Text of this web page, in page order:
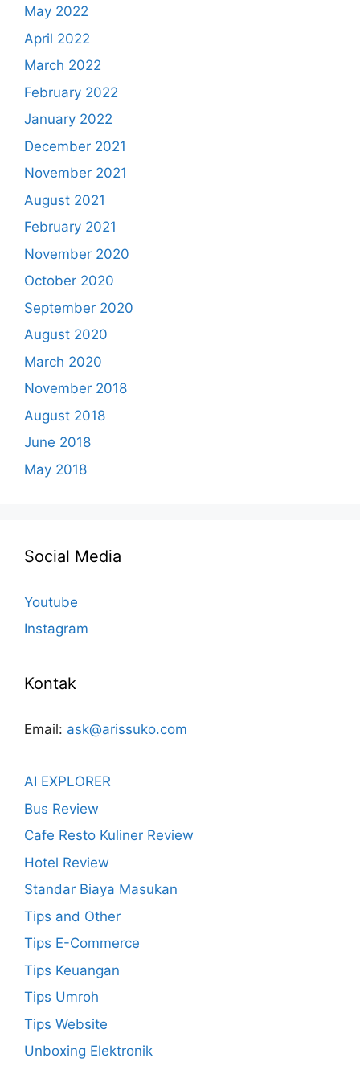
May 2022
April 2022
March 2022
February 2022
January 2022
December 2021
November 2021
August 2021
February 2021
November 2020
October 2020
September 2020
August 2020
March 2020
November 2018
August 2018
June 2018
May 2018
Social Media
Youtube
Instagram
Kontak
Email: ask@arissuko.com
AI EXPLORER
Bus Review
Cafe Resto Kuliner Review
Hotel Review
Standar Biaya Masukan
Tips and Other
Tips E-Commerce
Tips Keuangan
Tips Umroh
Tips Website
Unboxing Elektronik